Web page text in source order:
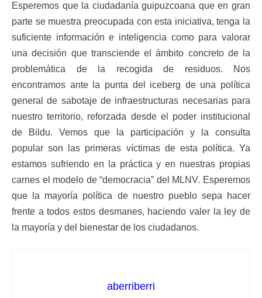
Esperemos que la ciudadanía guipuzcoana que en gran
parte se muestra preocupada con esta iniciativa, tenga la
suficiente información e inteligencia como para valorar
una decisión que transciende el ámbito concreto de la
problemática de la recogida de residuos. Nos
encontramos ante la punta del iceberg de una política
general de sabotaje de infraestructuras necesarias para
nuestro territorio, reforzada desde el poder institucional
de Bildu. Vemos que la participación y la consulta
popular son las primeras víctimas de esta política. Ya
estamos sufriendo en la práctica y en nuestras propias
carnes el modelo de “democracia” del MLNV. Esperemos
que la mayoría política de nuestro pueblo sepa hacer
frente a todos estos desmanes, haciendo valer la ley de
la mayoría y del bienestar de los ciudadanos.
aberriberri